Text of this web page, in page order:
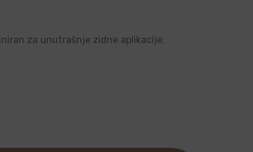
za unutrašnje zidne aplikacije.